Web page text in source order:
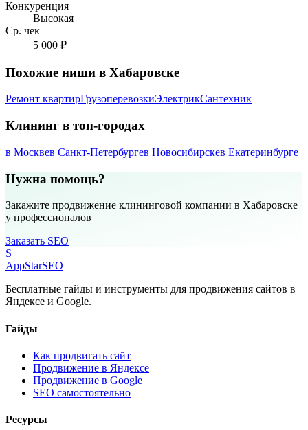
Конкуренция
Высокая
Ср. чек
5 000 ₽
Похожие ниши в Хабаровске
Ремонт квартирГрузоперевозкиЭлектрикСантехник
Клининг в топ-городах
в Москвев Санкт-Петербургев Новосибирскев Екатеринбурге
Нужна помощь?
Закажите продвижение клининговой компании в Хабаровске
у профессионалов
Заказать SEO
S
AppStarSEO
Бесплатные гайды и инструменты для продвижения сайтов в
Яндексе и Google.
Гайды
Как продвигать сайт
Продвижение в Яндексе
Продвижение в Google
SEO самостоятельно
Ресурсы